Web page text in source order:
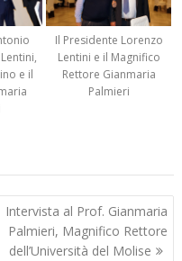
e il
Il Presidente Lorenzo
Lentini e il Magnifico
Rettore Gianmaria
Palmieri
Intervista al Prof. Gianmaria
Palmieri, Magnifico Rettore
dell’Università del Molise